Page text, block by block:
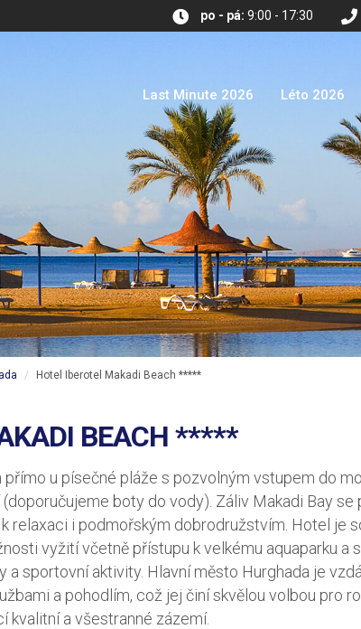
po - pá: 9:00 - 17:30
Last Minute 2026 Léto 2026
Hotel Iberotel Makadi Beach *****
BEACH *****
u písečné pláže s pozvolným vstupem do
boty do vody). Záliv Makadi Bay se
relaxaci i podmořským dobrodružstvím. Hotel je
vyžití včetně přístupu k velkému aquaparku a
sportovní aktivity. Hlavní město Hurghada je
a pohodlím, což jej činí skvělou volbou pro
kvalitní a všestranné zázemí.